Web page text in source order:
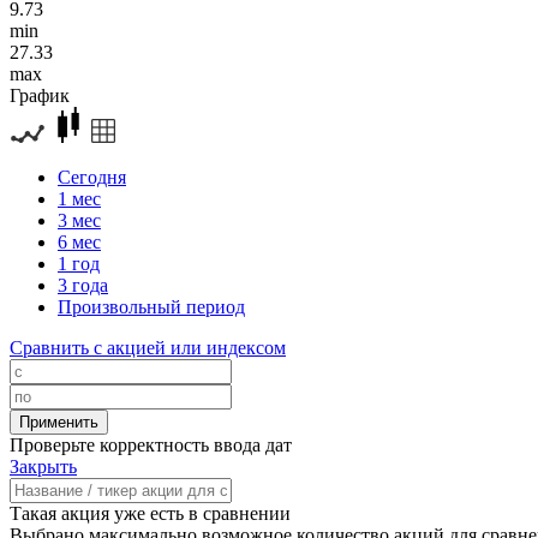
9.73
min
27.33
max
График
Сегодня
1 мес
3 мес
6 мес
1 год
3 года
Произвольный период
Сравнить с акцией или индексом
Проверьте корректность ввода дат
Закрыть
Такая акция уже есть в сравнении